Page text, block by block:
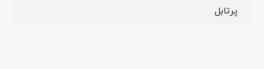
پرتابل